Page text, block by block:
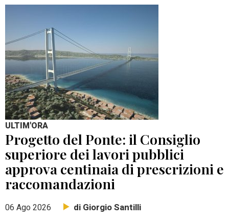
ULTIM'ORA
Progetto del Ponte: il Consiglio
superiore dei lavori pubblici
approva centinaia di prescrizioni e
raccomandazioni
06 Ago 2026 di Giorgio Santilli